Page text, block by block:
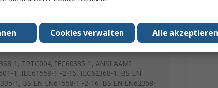
1, TPTC004, IEC60335-1, ANSI AAMI
1, IEC61558-1 -2-16, IEC62368-1, BS EN
1, BS EN EN61558-1 -2-16, BS EN EN62368-
Alle akzeptieren
Cookies verwalten